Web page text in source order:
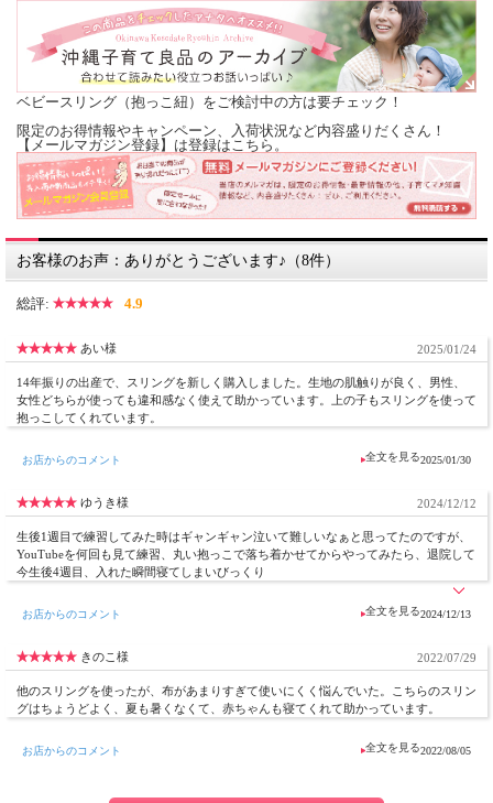
新生児は「横抱き」、おすわりが出来るころには「縦抱き」や「カンガルー抱っ
こ」など、赤ちゃんの月齢に合わせていろいろな抱っこが出来ます。
新生児から15kgくらいまで、長く愛用できるのもうれしいポイントです。
■こだわり
・肩
最低限度必要な綿を入れています。肩への負担は軽く、もたつかず、夏も暑くなり
ません。
・ポーチ
生地の幅も赤ちゃんを安全にしっかりくるめるようにしております。
身長150ｃｍ前後の方から175ｃｍくらいの方まで使用できるサイズです。
えます♪
・リング
直径6センチ
つなぎ目のないステンレスのリングを使用
■素材
洗濯ネットに入れて洗濯機で洗えます。いつでも清潔をキープできます。
しじら織りとは、凹凸とシボのある「ちぢみ」のある生地。
シボの凹凸のおかげで、さらりと肌触り良く、軽くて涼しいのが特徴です。
綿素材なので、通気性、吸湿性に優れています。
しじら織・ワインレッド
しじら織・ソフトピンク
しじら織・アイボリー(※)
しじら織・ライトグリーン
しじら織・ネイビー
ベビースリング（抱っこ紐）をご検討中の方は要チェック！
限定のお得情報やキャンペーン、入荷状況など内容盛りだくさん！
【メールマガジン登録】は登録はこちら。
お客様のお声：ありがとうございます♪（8件）
総評: 4.9
あい様 2025/01/24
14年振りの出産で、スリングを新しく購入しました。生地の肌触りが良く、男性、
女性どちらが使っても違和感なく使えて助かっています。上の子もスリングを使って
抱っこしてくれています。
お店からのコメント 2025/01/30
ゆうき様 2024/12/12
生後1週目で練習してみた時はギャンギャン泣いて難しいなぁと思ってたのですが、
YouTubeを何回も見て練習、丸い抱っこで落ち着かせてからやってみたら、退院して
今生後4週目、入れた瞬間寝てしまいびっくり
お店からのコメント 2024/12/13
きのこ様 2022/07/29
他のスリングを使ったが、布があまりすぎて使いにくく悩んでいた。こちらのスリン
グはちょうどよく、夏も暑くなくて、赤ちゃんも寝てくれて助かっています。
お店からのコメント 2022/08/05